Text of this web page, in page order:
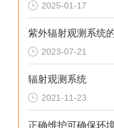
2025-01-17
2023-07-21
辐射观测系统
2021-11-23